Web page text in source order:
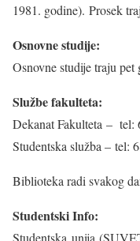
1981. godine). Prosek
Osnovne studije:
Osnovne studije traju pet
Službe fakulteta:
Dekanat Fakulteta – tel:
Studentska služba – tel:
Biblioteka radi svakog
Studentski Info:
Studentska unija